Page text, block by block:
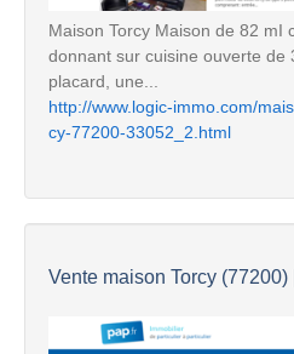
Maison Torcy Maison de 82 mI
donnant sur cuisine ouverte de
placard, une...
http://www.logic-immo.com/
cy-77200-33052_2.html
Vente maison Torcy